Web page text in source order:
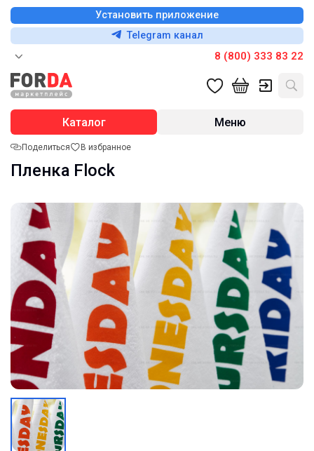
Установить приложение
Telegram канал
8 (800) 333 83 22
Каталог Меню
Поделиться В избранное
Пленка Flock